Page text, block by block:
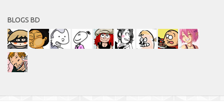
BLOGS BD